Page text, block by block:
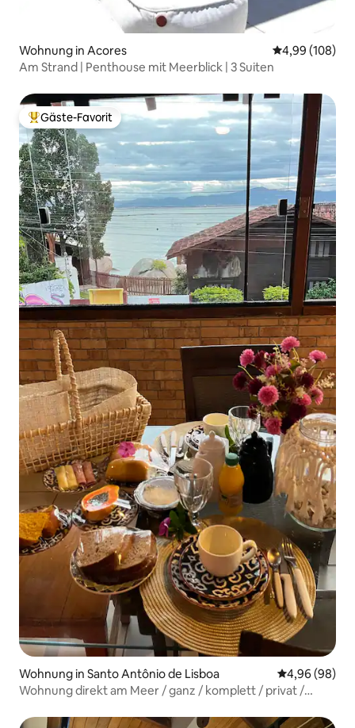
Wohnung in Acores
4,99 (108)
Am Strand | Penthouse mit Meerblick | 3 Suiten
Beliebter Gäste-Favorit.
Gäste-Favorit
Wohnung in Santo Antônio de Lisboa
4,96 (98)
Wohnung direkt am Meer / ganz / komplett / privat /